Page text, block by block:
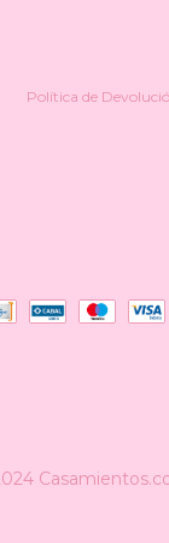
Política de